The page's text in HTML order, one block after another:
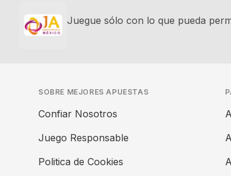
Juegue sólo con lo que pueda
SOBRE MEJORES APUESTAS
Confiar Nosotros
Juego Responsable
Politica de Cookies